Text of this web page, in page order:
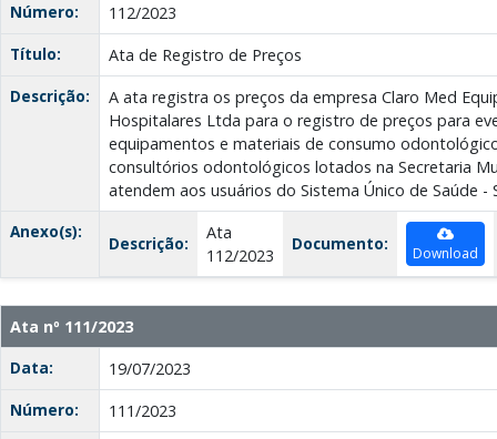
Número:
112/2023
Título:
Ata de Registro de Preços
Descrição:
A ata registra os preços da empresa Claro Med
Hospitalares Ltda para o registro de preços para
equipamentos e materiais de consumo
consultórios odontológicos lotados na Secretaria
atendem aos usuários do Sistema Único de Saúde -
Anexo(s):
Descrição:
Ata
112/2023
Documento: Download
Ata nº 111/2023
Data:
19/07/2023
Número:
111/2023